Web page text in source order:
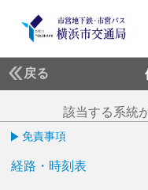
戻る
該当する系統
免責事項
経路・時刻表